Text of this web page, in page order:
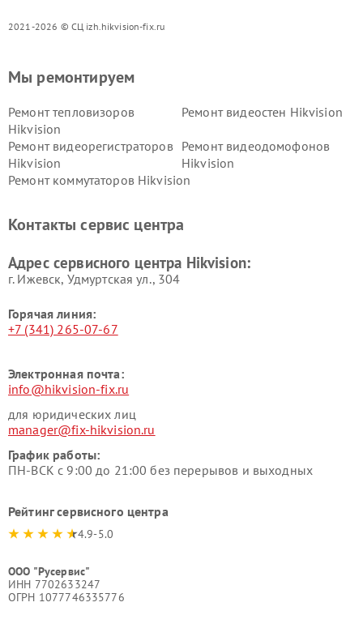
2021-2026 © СЦ izh.hikvision-fix.ru
Мы ремонтируем
Ремонт тепловизоров
Hikvision
Ремонт видеостен Hikvision
Ремонт видеорегистраторов
Hikvision
Ремонт видеодомофонов
Hikvision
Ремонт коммутаторов Hikvision
Контакты сервис центра
Адрес сервисного центра Hikvision:
г. Ижевск, Удмуртская ул., 304
Горячая линия:
+7 (341) 265-07-67
Электронная почта:
info@hikvision-fix.ru
для юридических лиц
manager@fix-hikvision.ru
График работы:
ПН-ВСК с 9:00 до 21:00 без перерывов и выходных
Рейтинг сервисного центра
4.9-5.0
ООО "Русервис"
ИНН 7702633247
ОГРН 1077746335776